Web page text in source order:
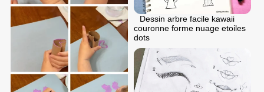
Dessin arbre facile kawaii
couronne forme nuage etoiles
dots